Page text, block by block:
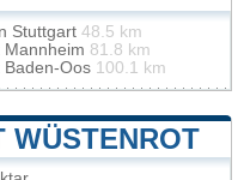
Stuttgart 48.5 km
Mannheim 81.8 km
Baden-Oos 100.1 km
WÜSTENROT